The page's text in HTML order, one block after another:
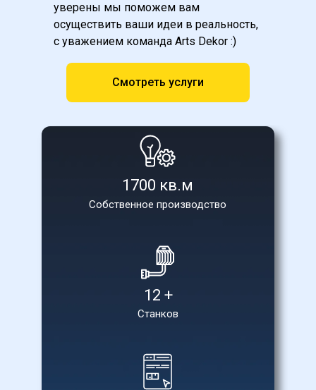
уверены мы поможем вам
осуществить ваши идеи в реальность,
с уважением команда Arts Dekor :)
Смотреть услуги
Собственное производство
1700 кв.м
Станков
12 +